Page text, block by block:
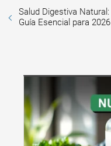
Salud Digestiva Natural:
Guía Esencial para 2026